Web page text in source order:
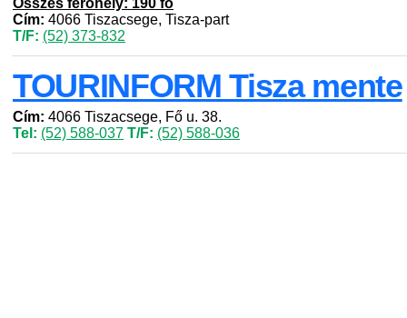
Összes férőhely: 190 fő
Cím: 4066 Tiszacsege, Tisza-part
T/F: (52) 373-832
TOURINFORM Tisza mente
Cím: 4066 Tiszacsege, Fő u. 38.
Tel: (52) 588-037 T/F: (52) 588-036